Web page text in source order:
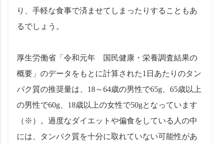
り、手軽な食事で済ませてしまったりすることもあ
るでしょう。
厚生労働省「令和元年 国民健康・栄養調査結果の
概要」のデータをもとに計算された1日あたりのタン
パク質の推奨量は、18～64歳の男性で65g、65歳以上
の男性で60g、18歳以上の女性で50gとなっています
（※）。過度なダイエットや偏食をしている人の中
には、タンパク質を十分に取れていない可能性があ